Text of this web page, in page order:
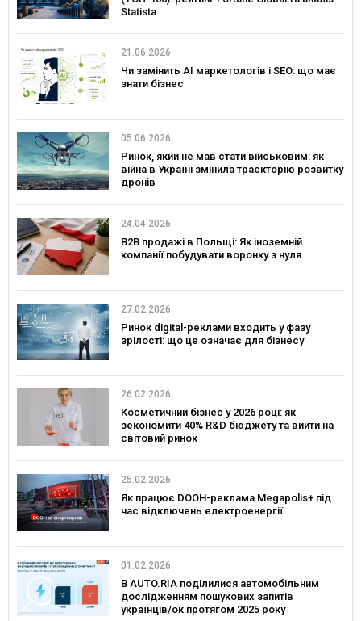
Statista
21.06.2026
Чи замінить AI маркетологів і SEO: що має
знати бізнес
05.06.2026
Ринок, який не мав стати військовим: як
війна в Україні змінила траєкторію розвитку
дронів
24.04.2026
B2B продажі в Польщі: Як іноземній
компанії побудувати воронку з нуля
27.02.2026
Ринок digital-реклами входить у фазу
зрілості: що це означає для бізнесу
26.02.2026
Косметичний бізнес у 2026 році: як
зекономити 40% R&D бюджету та вийти на
світовий ринок
25.02.2026
Як працює DOOH-реклама Megapolis+ під
час відключень електроенергії
01.02.2026
В AUTO.RIA поділилися автомобільним
дослідженням пошукових запитів
українців/ок протягом 2025 року